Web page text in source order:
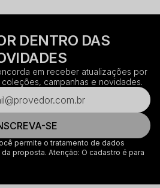
DENTRO DAS
em receber atualizações por
campanhas e novidades.
SE
permite o tratamento de dados
proposta. Atenção: O cadastro é para